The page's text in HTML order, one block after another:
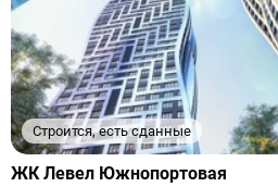
Строится, есть сданные
ЖК Левел Южнопортовая